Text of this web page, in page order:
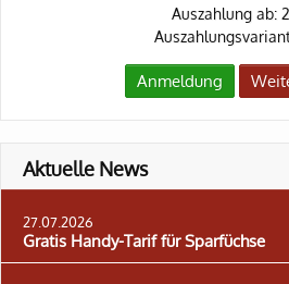
Auszahlung ab:
Anmeldung
Aktuelle News
27.07.2026
Gratis Handy-Tarif für Sparfüchse